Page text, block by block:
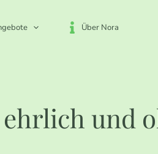
Über Nora
und